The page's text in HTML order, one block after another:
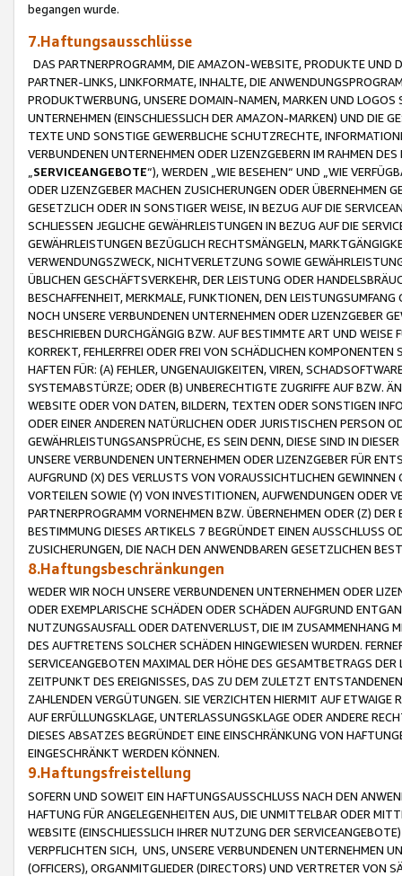
begangen wurde.
7.Haftungsausschlüsse
DAS PARTNERPROGRAMM, DIE AMAZON-WEBSITE, PRODUKTE UND
PARTNER-LINKS, LINKFORMATE, INHALTE, DIE
PRODUKTWERBUNG, UNSERE DOMAIN-NAMEN, MARKEN UND
UNTERNEHMEN (EINSCHLIESSLICH DER AMAZON-MARKEN) UND DIE
TEXTE UND SONSTIGE GEWERBLICHE SCHUTZRECHTE,
VERBUNDENEN UNTERNEHMEN ODER LIZENZGEBERN IM RAHMEN
SERVICEANGEBOTE“), WERDEN „WIE BESEHEN“ UND „WIE
ODER LIZENZGEBER MACHEN ZUSICHERUNGEN ODER ÜBERNEHMEN
GESETZLICH ODER IN SONSTIGER WEISE, IN BEZUG AUF DIE
SCHLIESSEN JEGLICHE GEWÄHRLEISTUNGEN IN BEZUG AUF DIE
GEWÄHRLEISTUNGEN BEZÜGLICH RECHTSMÄNGELN,
VERWENDUNGSZWECK, NICHTVERLETZUNG SOWIE
ÜBLICHEN GESCHÄFTSVERKEHR, DER LEISTUNG ODER
BESCHAFFENHEIT, MERKMALE, FUNKTIONEN, DEN
NOCH UNSERE VERBUNDENEN UNTERNEHMEN ODER LIZENZGEBER
BESCHRIEBEN DURCHGÄNGIG BZW. AUF BESTIMMTE ART UND
KORREKT, FEHLERFREI ODER FREI VON SCHÄDLICHEN
HAFTEN FÜR: (A) FEHLER, UNGENAUIGKEITEN, VIREN,
SYSTEMABSTÜRZE; ODER (B) UNBERECHTIGTE ZUGRIFFE AUF BZW.
WEBSITE ODER VON DATEN, BILDERN, TEXTEN ODER SONSTIGEN
ODER EINER ANDEREN NATÜRLICHEN ODER JURISTISCHEN PERSON
GEWÄHRLEISTUNGSANSPRÜCHE, ES SEIN DENN, DIESE SIND IN
UNSERE VERBUNDENEN UNTERNEHMEN ODER LIZENZGEBER FÜR
AUFGRUND (X) DES VERLUSTS VON VORAUSSICHTLICHEN
VORTEILEN SOWIE (Y) VON INVESTITIONEN, AUFWENDUNGEN ODER
PARTNERPROGRAMM VORNEHMEN BZW. ÜBERNEHMEN ODER (Z)
BESTIMMUNG DIESES ARTIKELS 7 BEGRÜNDET EINEN AUSSCHLUSS
ZUSICHERUNGEN, DIE NACH DEN ANWENDBAREN GESETZLICHEN
8.Haftungsbeschränkungen
WEDER WIR NOCH UNSERE VERBUNDENEN UNTERNEHMEN ODER
ODER EXEMPLARISCHE SCHÄDEN ODER SCHÄDEN AUFGRUND
NUTZUNGSAUSFALL ODER DATENVERLUST, DIE IM ZUSAMMENHANG
DES AUFTRETENS SOLCHER SCHÄDEN HINGEWIESEN WURDEN.
SERVICEANGEBOTEN MAXIMAL DER HÖHE DES GESAMTBETRAGS
ZEITPUNKT DES EREIGNISSES, DAS ZU DEM ZULETZT
ZAHLENDEN VERGÜTUNGEN. SIE VERZICHTEN HIERMIT AUF
AUF ERFÜLLUNGSKLAGE, UNTERLASSUNGSKLAGE ODER ANDERE
DIESES ABSATZES BEGRÜNDET EINE EINSCHRÄNKUNG VON
EINGESCHRÄNKT WERDEN KÖNNEN.
9.Haftungsfreistellung
SOFERN UND SOWEIT EIN HAFTUNGSAUSSCHLUSS NACH DEN
HAFTUNG FÜR ANGELEGENHEITEN AUS, DIE UNMITTELBAR ODER
WEBSITE (EINSCHLIESSLICH IHRER NUTZUNG DER
VERPFLICHTEN SICH, UNS, UNSERE VERBUNDENEN UNTERNEHMEN
(OFFICERS), ORGANMITGLIEDER (DIRECTORS) UND VERTRETER VON